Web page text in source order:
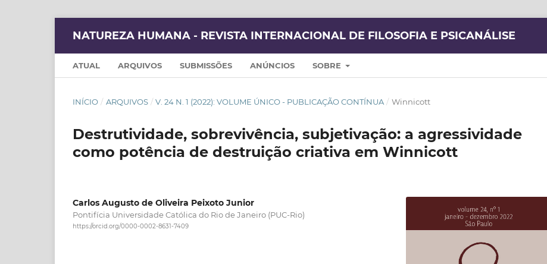
NATUREZA HUMANA - REVISTA INTERNACIONAL DE FILOSOFIA E PSICANÁLISE
ATUAL ARQUIVOS SUBMISSÕES ANÚNCIOS SOBRE
INÍCIO / ARQUIVOS / V. 24 N. 1 (2022): VOLUME ÚNICO - PUBLICAÇÃO CONTÍNUA / Winnicott
Destrutividade, sobrevivência, subjetivação: a agressividade
como potência de destruição criativa em Winnicott
Carlos Augusto de Oliveira Peixoto Junior
Pontifícia Universidade Católica do Rio de Janeiro (PUC-Rio)
https://orcid.org/0000-0002-8631-7409